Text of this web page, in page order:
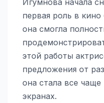
Игумнова начала
первая роль в
она смогла
этой работы
предложения от
она стала все чаще
экранах.